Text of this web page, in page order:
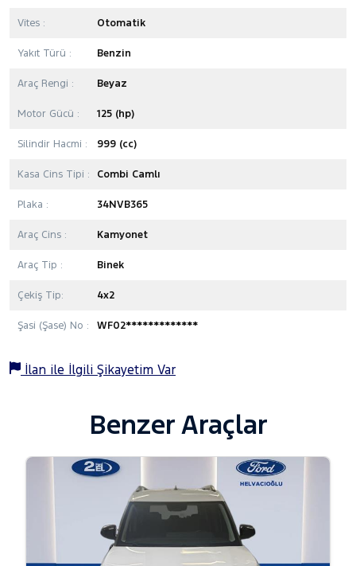
Vites : Otomatik
Yakıt Türü : Benzin
Araç Rengi : Beyaz
Motor Gücü : 125 (hp)
Silindir Hacmi : 999 (cc)
Kasa Cins Tipi : Combi Camlı
Plaka : 34NVB365
Araç Cins : Kamyonet
Araç Tip : Binek
Çekiş Tip: 4x2
Şasi (Şase) No : WF02*************
İlan ile İlgili Şikayetim Var
Benzer Araçlar